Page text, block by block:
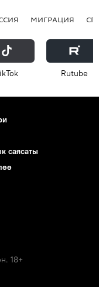
МИГРАЦИЯ
Rutube
саясаты
18+